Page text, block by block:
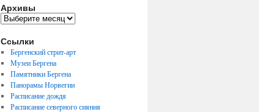
Архивы
Архивы
Ссылки
Бергенский стрит-арт
Музеи Бергена
Памятники Бергена
Панорамы Норвегии
Расписание дождя
Расписание северного сияния